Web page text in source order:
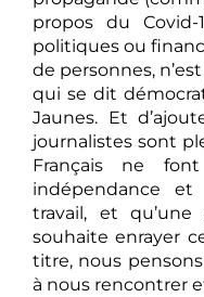
propos du
politiques ou
de personnes,
qui se dit
Jaunes. Et
journalistes sont
Français ne
indépendance
travail, et qu’une
souhaite enrayer
titre, nous
à nous rencontrer